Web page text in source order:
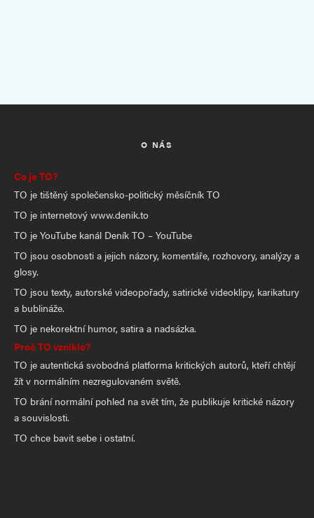
O NÁS
Co je TO?
TO je tištěný společensko-politický měsíčník TO
TO je internetový www.denik.to
TO je YouTube kanál Deník TO – YouTube
TO jsou osobnosti a jejich názory, komentáře, rozhovory, analýzy a
glosy.
TO jsou texty, autorské videopořady, satirické videoklipy, karikatury
a bublináže.
TO je nekorektní humor, satira a nadsázka.
Proč TO vzniklo?
TO je autentická svobodná platforma kritických autorů, kteří chtějí
žít v normálním nezregulovaném světě.
TO brání normální pohled na svět tím, že publikuje kritické názory
a souvislosti.
TO chce bavit sebe i ostatní.